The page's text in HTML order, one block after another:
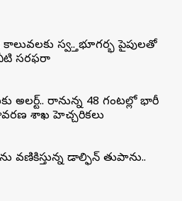
స్వస్తి.. భూగర్భ పైపులతో
సరఫరా
అలర్ట్.. రానున్న 48 గంటల్లో భారీ
శాఖ హెచ్చరికలు
వణికిస్తున్న డాల్ఫిన్‌ తుపాను..